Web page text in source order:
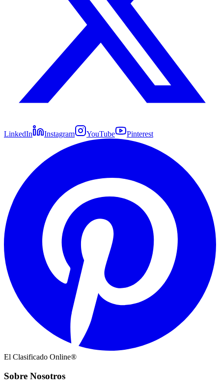
LinkedIn Instagram YouTube Pinterest
El Clasificado Online®
Sobre Nosotros